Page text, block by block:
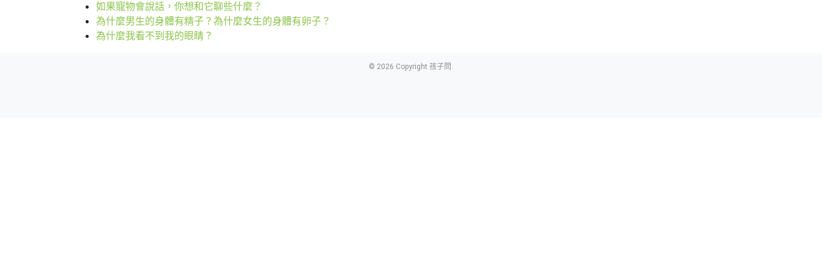
如果寵物會說話，你想和它聊些什麼？
為什麼男生的身體有精子？為什麼女生的身體有卵子？
為什麼我看不到我的眼睛？
© 2026 Copyright 孩子問.